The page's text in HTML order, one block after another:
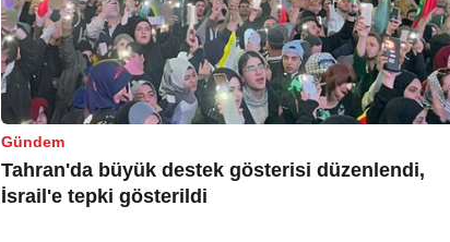
Gündem
Tahran'da büyük destek gösterisi düzenlendi,
İsrail'e tepki gösterildi